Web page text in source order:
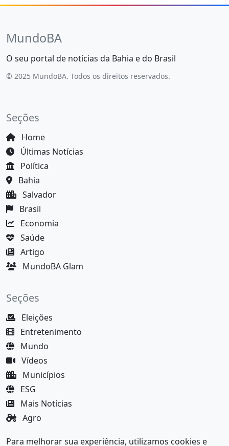
MundoBA
O seu portal de notícias da Bahia e do Brasil
© 2025 MundoBA. Todos os direitos reservados.
Seções
Home
Últimas Notícias
Política
Bahia
Salvador
Brasil
Economia
Saúde
Artigo
MundoBA Glam
Seções
Eleições
Entretenimento
Mundo
Vídeos
Municípios
ESG
Mais Notícias
Agro
Para melhorar sua experiência, utilizamos cookies e